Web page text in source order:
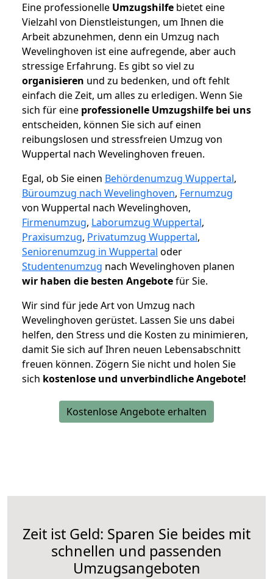
Eine professionelle Umzugshilfe bietet eine
Vielzahl von Dienstleistungen, um Ihnen die
Arbeit abzunehmen, denn ein Umzug nach
Wevelinghoven ist eine aufregende, aber auch
stressige Erfahrung. Es gibt so viel zu
organisieren und zu bedenken, und oft fehlt
einfach die Zeit, um alles zu erledigen. Wenn Sie
sich für eine professionelle Umzugshilfe bei uns
entscheiden, können Sie sich auf einen
reibungslosen und stressfreien Umzug von
Wuppertal nach Wevelinghoven freuen.
Egal, ob Sie einen Behördenumzug Wuppertal,
Büroumzug nach Wevelinghoven, Fernumzug
von Wuppertal nach Wevelinghoven,
Firmenumzug, Laborumzug Wuppertal,
Praxisumzug, Privatumzug Wuppertal,
Seniorenumzug in Wuppertal oder
Studentenumzug nach Wevelinghoven planen
wir haben die besten Angebotefür Sie.
Wir sind für jede Art von Umzug nach
Wevelinghoven gerüstet. Lassen Sie uns dabei
helfen, den Stress und die Kosten zu minimieren,
damit Sie sich auf Ihren neuen Lebensabschnitt
freuen können. Zögern Sie nicht und holen Sie
sich kostenlose und unverbindliche Angebote!
Kostenlose Angebote erhalten
Zeit ist Geld: Sparen Sie beides mit
schnellen und passenden
Umzugsangeboten